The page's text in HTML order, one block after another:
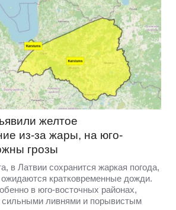
желтое
из-за жары, на юго-
грозы
в Латвии сохранится жаркая погода,
кратковременные дожди.
в юго-восточных районах,
сильными ливнями и порывистым